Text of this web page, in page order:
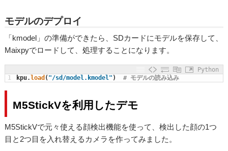
モデルのデプロイ
「kmodel」の準備ができたら、SDカードにモデルを保存して、
Maixpyでロードして、処理することになります。
Python
1
kpu. load ( "/sd/model.kmodel" ) # モデルの読み込み
M5StickVを利用したデモ
M5StickVで元々使える顔検出機能を使って、検出した顔の1つ
目と2つ目を入れ替えるカメラを作ってみました。